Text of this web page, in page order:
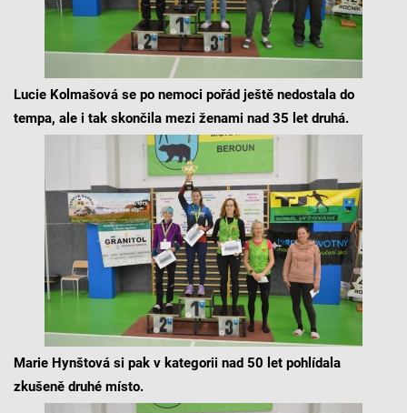
Lucie Kolmašová se po nemoci pořád ještě nedostala do
tempa, ale i tak skončila mezi ženami nad 35 let druhá.
Marie Hynštová si pak v kategorii nad 50 let pohlídala
zkušeně druhé místo.